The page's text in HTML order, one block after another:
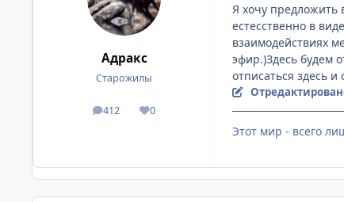
Адракс
Старожилы
412
посты 0
Репутация
Я хочу предложить
естесственно в
взаимодействиях
эфир.)Здесь будем
отписаться здесь
Этот мир - всего